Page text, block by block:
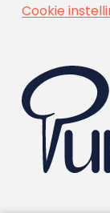
Cookie